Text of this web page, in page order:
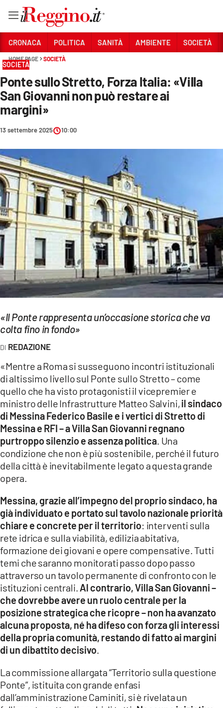
Sezioni
CRONACA
POLITICA
SANITÀ
AMBIENTE
SOCIETÀ
CULTURA
ECONOMIA E LAVORO
EVENTI
SPORT
Streaming
LAC NETWORK
LAC ONAIR
Network
LACPLAY.IT
LACTV.IT
LACONAIR.IT
LACITYMAG.IT
ILREGGINO.IT
COSENZACHANNEL.IT
ILVIBONESE.IT
CATANZAROCHANNEL.IT
LACAPITALENEWS.IT
App
ANDROID
APPLE
CRONACA POLITICA SANITÀ AMBIENTE SOCIETÀ
HOME PAGE SOCIETÀ
SOCIETÀ
Ponte sullo Stretto, Forza Italia: «Villa
San Giovanni non può restare ai
margini»
13 settembre 2025 10:00
«Il Ponte rappresenta un’occasione storica che va
colta fino in fondo»
REDAZIONE
«Mentre a Roma si susseguono incontri istituzionali
di altissimo livello sul Ponte sullo Stretto – come
quello che ha visto protagonisti il vicepremier e
ministro delle Infrastrutture Matteo Salvini,il sindaco
di Messina Federico Basile e i vertici di Stretto di
Messina e RFI – a Villa San Giovanni regnano
purtroppo silenzio e assenza politica . Una
condizione che non è più sostenibile, perché il futuro
della città è inevitabilmente legato a questa grande
opera.
Messina, grazie all’impegno del proprio sindaco, ha
già individuato e portato sul tavolo nazionale priorità
chiare e concrete per il territorio: interventi sulla
rete idrica e sulla viabilità, edilizia abitativa,
formazione dei giovani e opere compensative. Tutti
temi che saranno monitorati passo dopo passo
attraverso un tavolo permanente di confronto con le
istituzioni centrali. Al contrario, Villa San Giovanni –
che dovrebbe avere un ruolo centrale per la
posizione strategica che ricopre – non ha avanzato
alcuna proposta, né ha difeso con forza gli interessi
della propria comunità, restando di fatto ai margini
di un dibattito decisivo
La commissione allargata “Territorio sulla questione
Ponte”, istituita con grande enfasi
dall’amministrazione Caminiti, si è rivelata un